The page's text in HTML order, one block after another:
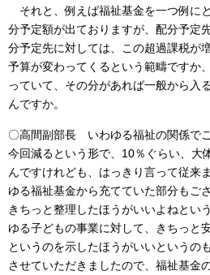
それと、例えば福祉基金を一つ例に
分予定額が出ておりますが、配分予定
分予定先に対しては、この超過課税が
予算が変わってくるという範疇ですか
っていて、その分があれば一般から入
んですか。
〇高間副部長 いわゆる福祉の関係で
今回減るという形で、10％ぐらい、大
んですけれども、はっきり言って従来
ゆる福祉基金から充てていた部分もご
きちっと整理したほうがいいよねとい
ゆる子どもの事業に対して、きちっと
というのを示したほうがいいというの
させていただきましたので、福祉基金